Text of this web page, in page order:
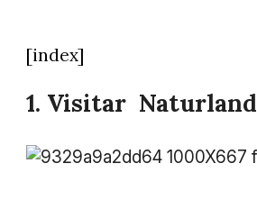
[index]
1. Visitar Naturland